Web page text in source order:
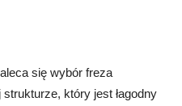
się wybór freza
który jest łagodny